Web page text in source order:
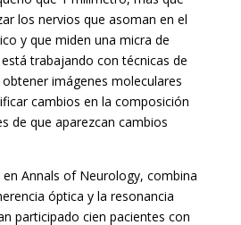
los nervios que asoman en el
y que miden una micra de
trabajando con técnicas de
imágenes moleculares
cambios en la composición
de que aparezcan cambios
Annals of Neurology, combina
óptica y la resonancia
participado cien pacientes con